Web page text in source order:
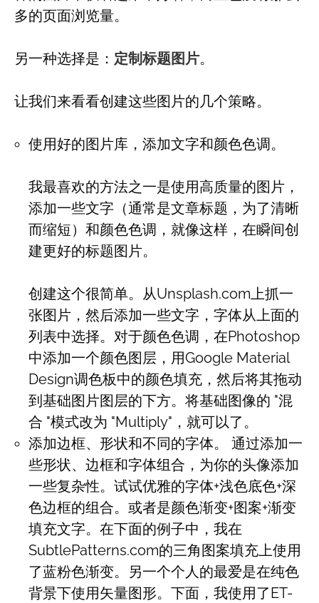
多的页面浏览量。
另一种选择是： 定制标题图片。
让我们来看看创建这些图片的几个策略。
使用好的图片库，添加文字和颜色色调。
我最喜欢的方法之一是使用高质量的图片，
添加一些文字（通常是文章标题，为了清晰
而缩短）和颜色色调，就像这样，在瞬间创
建更好的标题图片。
创建这个很简单。从Unsplash.com上抓一
张图片，然后添加一些文字，字体从上面的
列表中选择。对于颜色色调，在Photoshop
中添加一个颜色图层，用Google Material
Design调色板中的颜色填充，然后将其拖动
到基础图片图层的下方。将基础图像的 "混
合 "模式改为 "Multiply"，就可以了。
添加边框、形状和不同的字体。 通过添加一
些形状、边框和字体组合，为你的头像添加
一些复杂性。试试优雅的字体+浅色底色+深
色边框的组合。或者是颜色渐变+图案+渐变
填充文字。在下面的例子中，我在
SubtlePatterns.com的三角图案填充上使用
了蓝粉色渐变。另一个个人的最爱是在纯色
背景下使用矢量图形。下面，我使用了ET-